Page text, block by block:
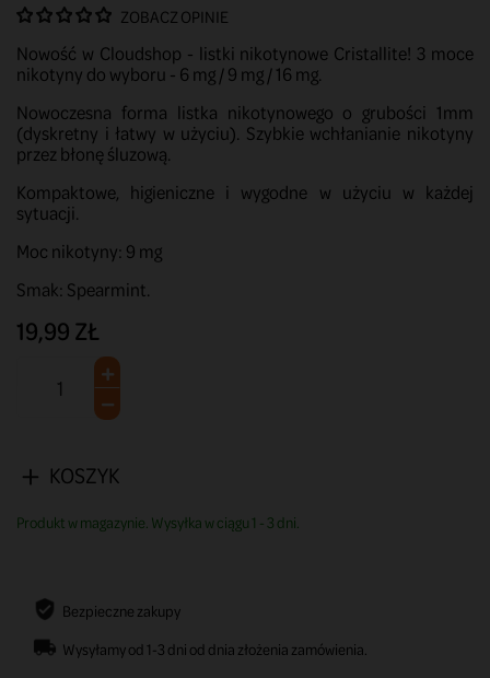
ZOBACZ OPINIE
Nowość w Cloudshop - listki nikotynowe Cristallite! 3 moce
nikotyny do wyboru - 6 mg / 9 mg / 16 mg.
Nowoczesna forma listka nikotynowego o grubości 1mm
(dyskretny i łatwy w użyciu). Szybkie wchłanianie nikotyny
przez błonę śluzową.
Kompaktowe, higieniczne i wygodne w użyciu w każdej
sytuacji.
Moc nikotyny: 9 mg
Smak: Spearmint.
19,99 ZŁ
KOSZYK
Produkt w magazynie. Wysyłka w ciągu 1 - 3 dni.
Bezpieczne zakupy
Wysyłamy od 1-3 dni od dnia złożenia zamówienia.